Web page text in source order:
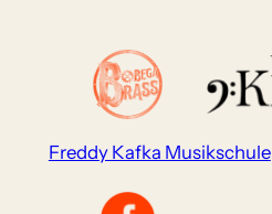
Freddy Kafka Musikschule